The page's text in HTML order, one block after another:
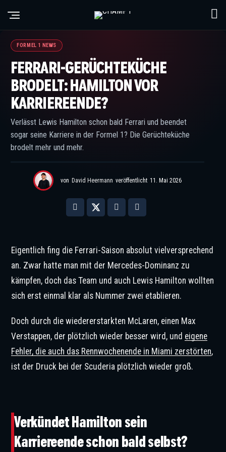
FORMEL 1 NEWS
FERRARI-GERÜCHTEKÜCHE
BRODELT: HAMILTON VOR
KARRIEREENDE?
Verlässt Lewis Hamilton schon bald Ferrari und beendet
sogar seine Karriere in der Formel 1? Die Gerüchteküche
brodelt mehr und mehr.
von David Heermann veröffentlicht 11. Mai 2026
Eigentlich fing die Ferrari-Saison absolut vielversprechend
an. Zwar hatte man mit der Mercedes-Dominanz zu
kämpfen, doch das Team und auch Lewis Hamilton wollten
sich erst einmal klar als Nummer zwei etablieren.
Doch durch die wiedererstarkten McLaren, einen Max
Verstappen, der plötzlich wieder besser wird, und eigene
Fehler, die auch das Rennwochenende in Miami zerstörten,
ist der Druck bei der Scuderia plötzlich wieder groß.
Verkündet Hamilton sein
Karriereende schon bald selbst?